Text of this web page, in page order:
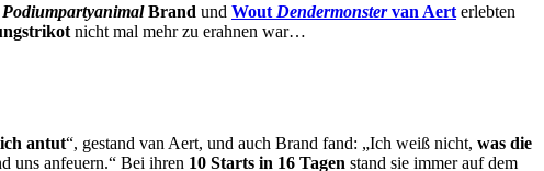
PodiumpartyanimalBrand und Wout Dendermonstervan Aert erlebten
nicht mal mehr zu erahnen war…
antut“, gestand van Aert, und auch Brand fand: „Ich weiß nicht, was die
uns anfeuern.“ Bei ihren 10 Starts in 16 Tagen stand sie immer auf dem